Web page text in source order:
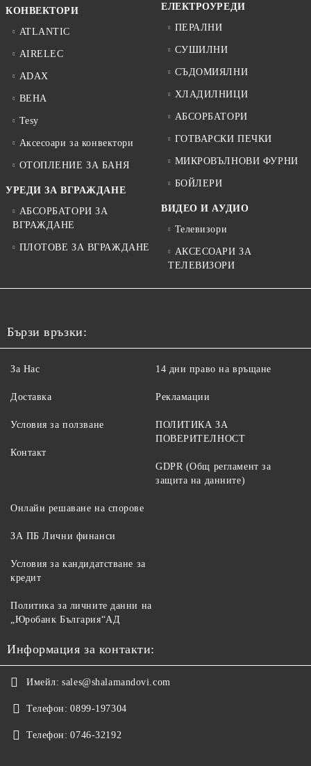
КОНВЕКТОРИ
ATLANTIC
AIRELEC
ADAX
BEHA
Tesy
Аксесоари за конвектори
ОТОПЛЕНИЕ ЗА БАНЯ
УРЕДИ ЗА ВГРАЖДАНЕ
АБСОРБАТОРИ ЗА
ВГРАЖДАНЕ
ПЛОТОВЕ ЗА ВГРАЖДАНЕ
ЕЛЕКТРОУРЕДИ
ПЕРАЛНИ
СУШИЛНИ
СЪДОМИЯЛНИ
ХЛАДИЛНИЦИ
АБСОРБАТОРИ
ГОТВАРСКИ ПЕЧКИ
МИКРОВЪЛНОВИ ФУРНИ
БОЙЛЕРИ
ВИДЕО И АУДИО
Телевизори
АКСЕСОАРИ ЗА
ТЕЛЕВИЗОРИ
Бързи връзки:
За Нас
Доставка
Условия за ползване
Контакт
14 дни право на връщане
Рекламации
ПОЛИТИКА ЗА
ПОВЕРИТЕЛНОСТ
GDPR (Общ регламент за
защита на данните)
Онлайн решаване на спорове
ЗА ПБ Лични финанси
Условия за кандидатстване за
кредит
Политика за личните данни на
„Юробанк България“АД
Информация за контакти:
Имейл: sales@shalamandovi.com
Телефон: 0899-197304
Телефон: 0746-32192